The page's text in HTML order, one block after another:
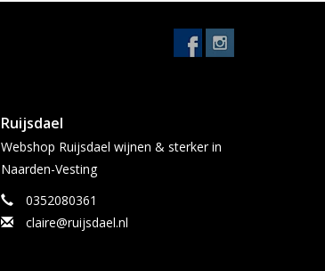
Ruijsdael
Webshop Ruijsdael wijnen & sterker in
Naarden-Vesting
0352080361
claire@ruijsdael.nl